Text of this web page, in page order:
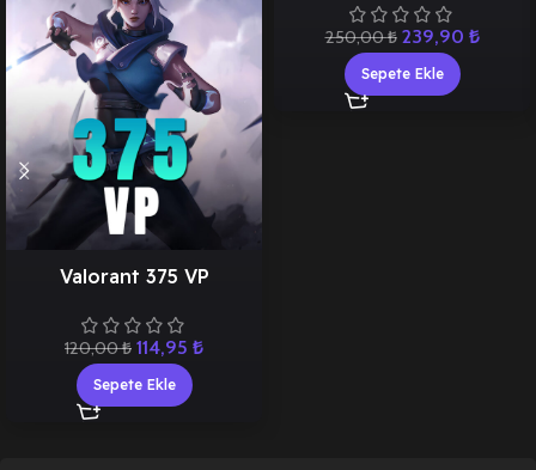
Valorant 375 VP
120,00₺ 114,95 ₺
Sepete Ekle
250,00₺ 239,90 ₺
Sepete Ekle